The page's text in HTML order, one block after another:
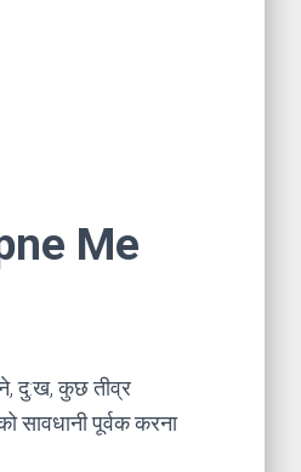
Me
दु:ख, कुछ तीव्र
पूर्वक करना